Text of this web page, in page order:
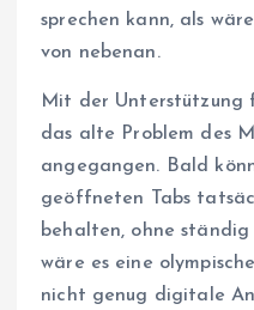
sprechen kann, als
von nebenan.
Mit der Unterstützung
das alte Problem des
angegangen. Bald
geöffneten Tabs
behalten, ohne ständig
wäre es eine
nicht genug digitale